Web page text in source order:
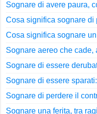
Sognare di avere paura,
Cosa significa sognare di
Cosa significa sognare
Sognare aereo che cade,
Sognare di essere
Sognare di essere
Sognare di perdere il
Sognare una ferita, tra